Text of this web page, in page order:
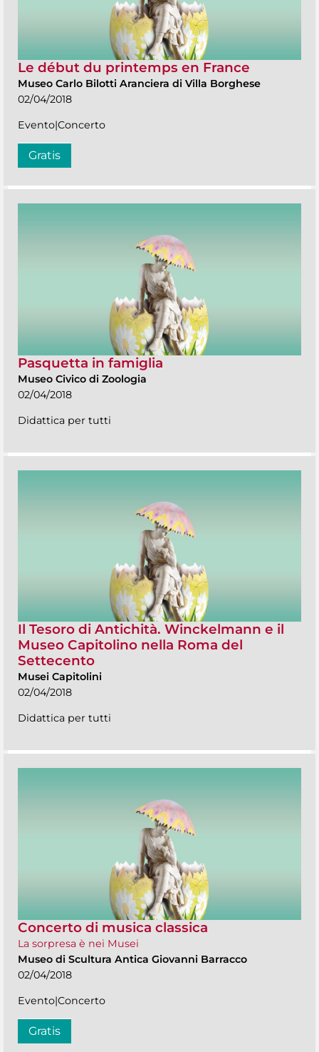
Le début du printemps en France
Museo Carlo Bilotti Aranciera di Villa Borghese
02/04/2018
Evento|Concerto
Gratis
Pasquetta in famiglia
Museo Civico di Zoologia
02/04/2018
Didattica per tutti
Il Tesoro di Antichità. Winckelmann e il
Museo Capitolino nella Roma del
Settecento
Musei Capitolini
02/04/2018
Didattica per tutti
Concerto di musica classica
La sorpresa è nei Musei
Museo di Scultura Antica Giovanni Barracco
02/04/2018
Evento|Concerto
Gratis